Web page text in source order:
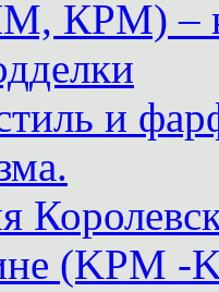
КРМ) –
и
(KPM -